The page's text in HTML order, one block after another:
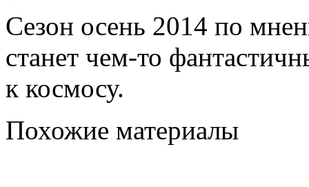
Сезон осень 2014 по
станет чем-то
к космосу.
Похожие материалы